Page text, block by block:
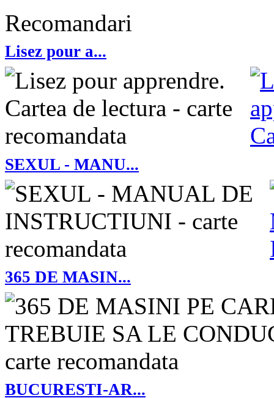
Recomandari
Lisez pour a...
SEXUL - MANU...
365 DE MASIN...
BUCURESTI-AR...